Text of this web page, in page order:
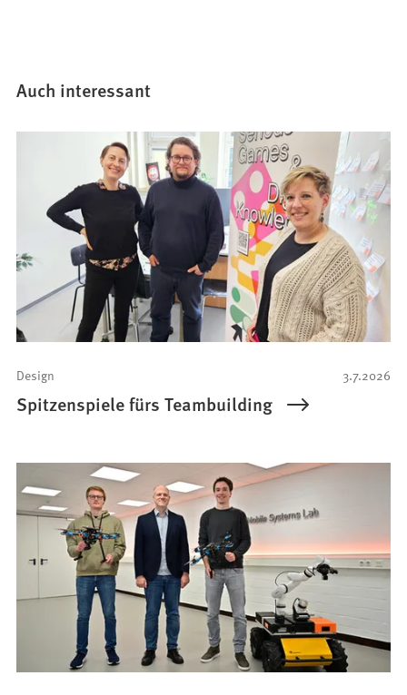
Auch interessant
3.7.2026
Design
Spitzenspiele fürs Teambuilding